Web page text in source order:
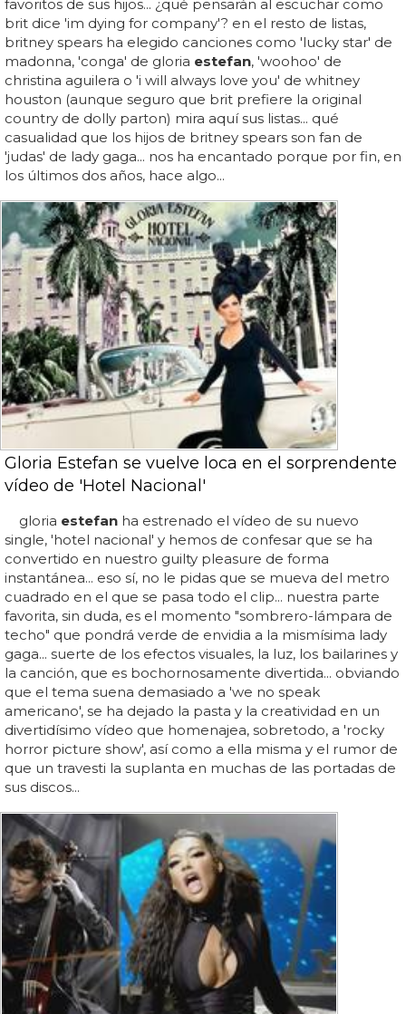
favoritos de sus hijos... ¿qué pensarán al escuchar como
brit dice 'im dying for company'? en el resto de listas,
britney spears ha elegido canciones como 'lucky star' de
madonna, 'conga' de gloria estefan, 'woohoo' de
christina aguilera o 'i will always love you' de whitney
houston (aunque seguro que brit prefiere la original
country de dolly parton) mira aquí sus listas... qué
casualidad que los hijos de britney spears son fan de
'judas' de lady gaga... nos ha encantado porque por fin, en
los últimos dos años, hace algo...
Gloria Estefan se vuelve loca en el sorprendente
vídeo de 'Hotel Nacional'
gloria estefan ha estrenado el vídeo de su nuevo
single, 'hotel nacional' y hemos de confesar que se ha
convertido en nuestro guilty pleasure de forma
instantánea... eso sí, no le pidas que se mueva del metro
cuadrado en el que se pasa todo el clip... nuestra parte
favorita, sin duda, es el momento "sombrero-lámpara de
techo" que pondrá verde de envidia a la mismísima lady
gaga... suerte de los efectos visuales, la luz, los bailarines y
la canción, que es bochornosamente divertida... obviando
que el tema suena demasiado a 'we no speak
americano', se ha dejado la pasta y la creatividad en un
divertidísimo vídeo que homenajea, sobretodo, a 'rocky
horror picture show', así como a ella misma y el rumor de
que un travesti la suplanta en muchas de las portadas de
sus discos...